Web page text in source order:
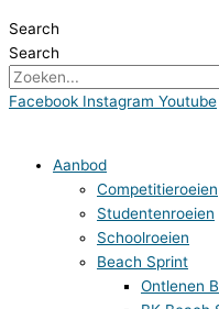
Search
Search
Facebook Instagram Youtube
Aanbod
Competitieroeien
Studentenroeien
Schoolroeien
Beach Sprint
Ontlenen